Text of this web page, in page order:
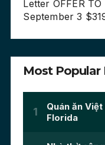
Letter OFFER
September 3
Most Popular